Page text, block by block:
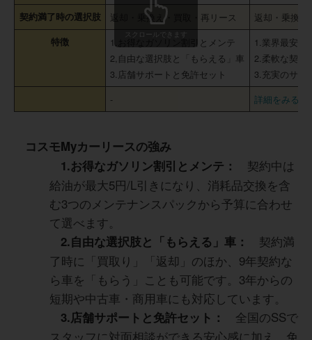
契約満了時の選択肢 返却・乗換え・買取・再リース 返却・乗換
特徴
1.お得なガソリン割引とメンテ
2,自由な選択肢と「もらえる」車
3.店舗サポートと免許セット
1.業界最安水
2.柔軟な契約
3.充実のサポ
-
詳細をみる
スクロールできます
コスモMyカーリースの強み
1.お得なガソリン割引とメンテ：
契約中は
給油が最大5円/L引きになり、消耗品交換を含
む3つのメンテナンスパックから予算に合わせ
て選べます。
2.自由な選択肢と「もらえる」車：
契約満
了時に「買取り」「返却」のほか、9年契約な
ら車を「もらう」ことも可能です。3年からの
短期や中古車・商用車にも対応しています。
3.店舗サポートと免許セット：
全国のSSで
スタッフに対面相談ができる安心感に加え、免